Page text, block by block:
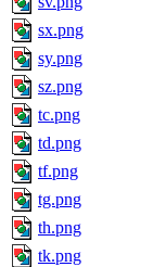
sx.png
sy.png
sz.png
tc.png
td.png
tf.png
tg.png
th.png
tk.png